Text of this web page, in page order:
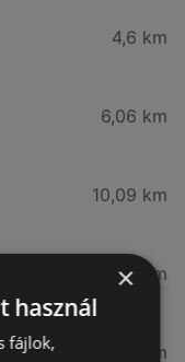
4,6 km
6,06 km
10,09 km
10,27 km
21,83 km
×
használ
fájlok,